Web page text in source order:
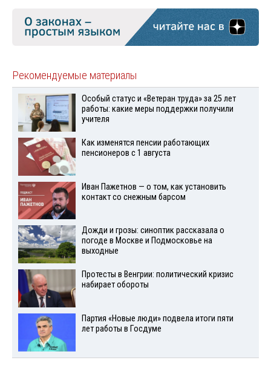
Рекомендуемые материалы
Особый статус и «Ветеран труда» за 25 лет
работы: какие меры поддержки получили
учителя
Как изменятся пенсии работающих
пенсионеров с 1 августа
Иван Пажетнов — о том, как установить
контакт со снежным барсом
Дожди и грозы: синоптик рассказала о
погоде в Москве и Подмосковье на
выходные
Протесты в Венгрии: политический кризис
набирает обороты
Партия «Новые люди» подвела итоги пяти
лет работы в Госдуме